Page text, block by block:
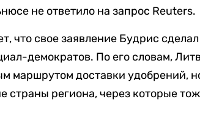
не ответило на запрос Reuters.
что свое заявление Будрис
демократов. По его словам,
маршрутом доставки удобрений,
страны региона, через которые